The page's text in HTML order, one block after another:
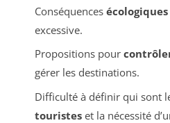
Conséquences écologiques
excessive.
Propositions pour
gérer les destinations.
Difficulté à définir qui sont
touristeset la nécessité